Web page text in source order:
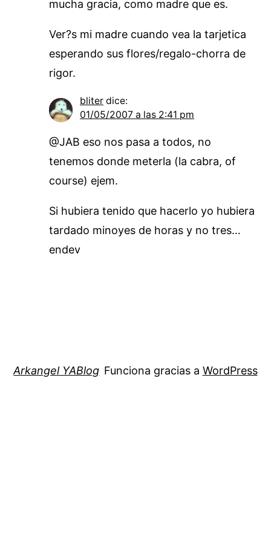
mucha gracia, como madre que es.
Ver?s mi madre cuando vea la tarjetica
esperando sus flores/regalo-chorra de
rigor.
bliter dice:
01/05/2007 a las 2:41 pm
@JAB eso nos pasa a todos, no
tenemos donde meterla (la cabra, of
course) ejem.
Si hubiera tenido que hacerlo yo hubiera
tardado minoyes de horas y no tres…
endev
Arkangel YABlog Funciona gracias a WordPress